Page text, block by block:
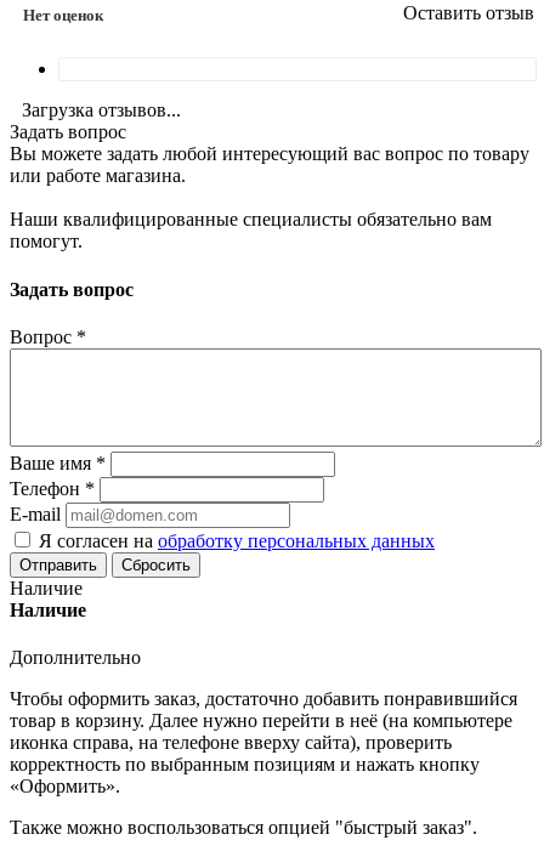
Нет оценок Оставить отзыв
Загрузка отзывов...
Задать вопрос
Вы можете задать любой интересующий вас вопрос по товару
или работе магазина.
Наши квалифицированные специалисты обязательно вам
помогут.
Задать вопрос
Вопрос *
Ваше имя *
Телефон *
E-mail
Я согласен на обработку персональных данных
Сбросить
Наличие
Наличие
Дополнительно
Чтобы оформить заказ, достаточно добавить понравившийся
товар в корзину. Далее нужно перейти в неё (на компьютере
иконка справа, на телефоне вверху сайта), проверить
корректность по выбранным позициям и нажать кнопку
«Оформить».
Также можно воспользоваться опцией "быстрый заказ".